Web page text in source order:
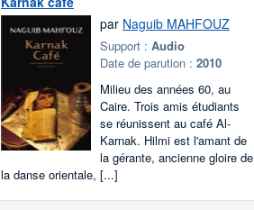
par Naguib MAHFOUZ
Support : Audio
Date de parution : 2010
Milieu des années 60, au
Caire. Trois amis étudiants
se réunissent au café Al-
Karnak. Hilmi est l'amant de
la gérante, ancienne gloire de
la danse orientale, [...]